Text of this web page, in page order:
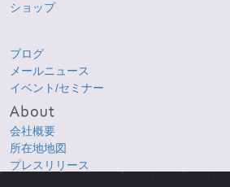
ショップ
ブログ
メールニュース
イベント/セミナー
会社概要
所在地地図
プレスリリース